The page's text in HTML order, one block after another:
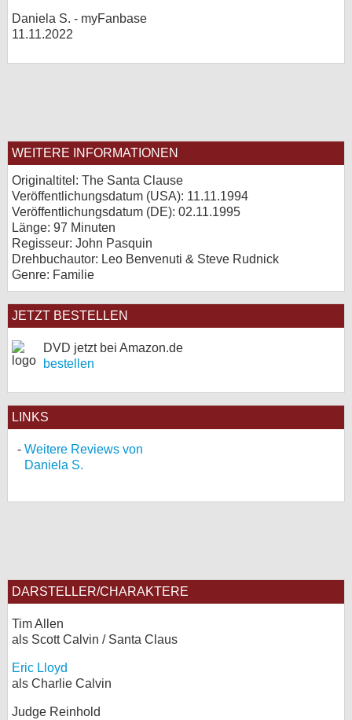
Daniela S. - myFanbase
11.11.2022
WEITERE INFORMATIONEN
Originaltitel: The Santa Clause
Veröffentlichungsdatum (USA): 11.11.1994
Veröffentlichungsdatum (DE): 02.11.1995
Länge: 97 Minuten
Regisseur: John Pasquin
Drehbuchautor: Leo Benvenuti & Steve Rudnick
Genre: Familie
JETZT BESTELLEN
DVD jetzt bei Amazon.de
bestellen
LINKS
Weitere Reviews von
Daniela S.
DARSTELLER/CHARAKTERE
Tim Allen
als Scott Calvin / Santa Claus
Eric Lloyd
als Charlie Calvin
Judge Reinhold